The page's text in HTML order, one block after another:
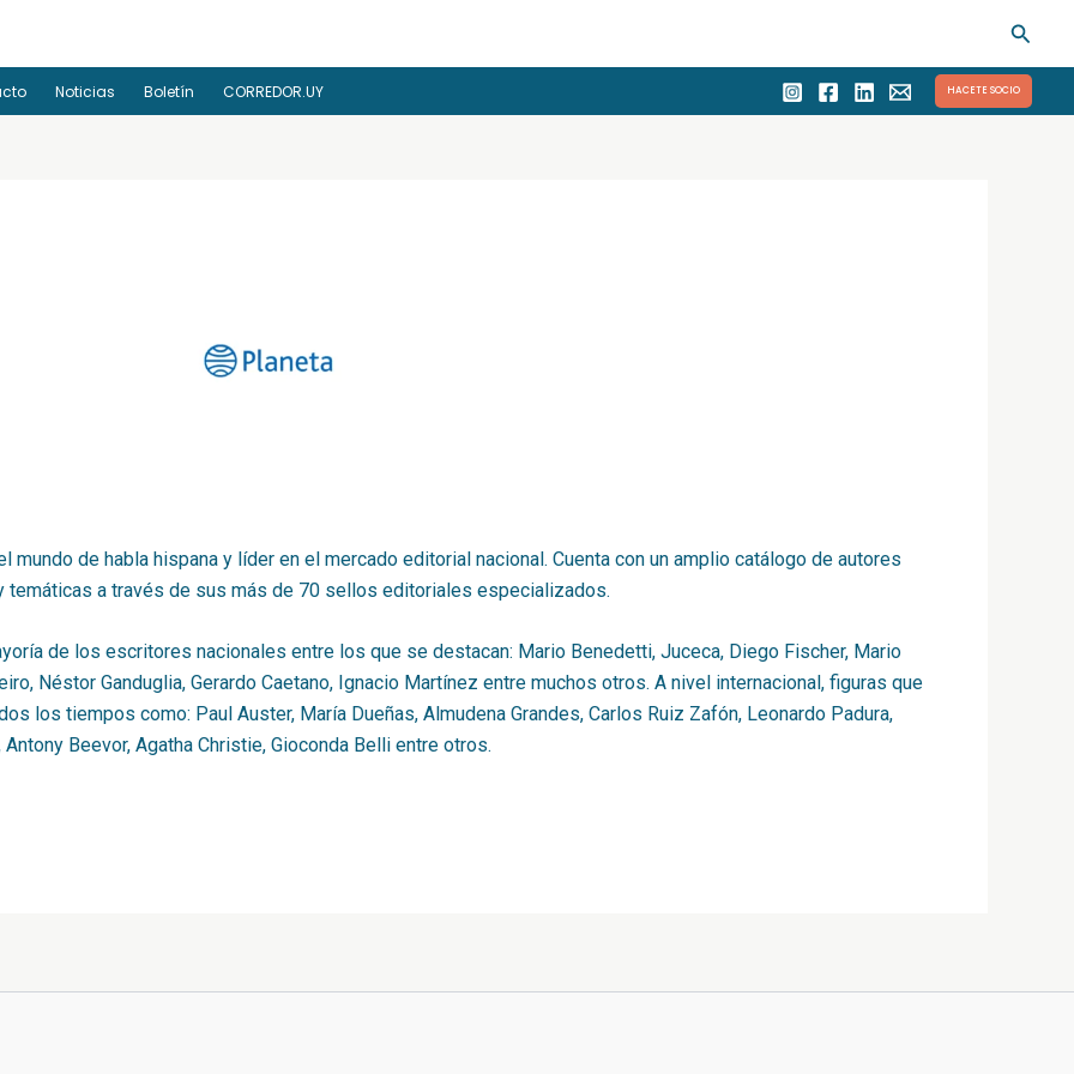
Noticias Boletín CORREDOR.UY HACETE SOCIO
mundo de habla hispana y líder en el mercado editorial nacional. Cuenta con un amplio catálogo de autores
temáticas a través de sus más de 70 sellos editoriales especializados.
de los escritores nacionales entre los que se destacan: Mario Benedetti, Juceca, Diego Fischer, Mario
Néstor Ganduglia, Gerardo Caetano, Ignacio Martínez entre muchos otros. A nivel internacional, figuras que
los tiempos como: Paul Auster, María Dueñas, Almudena Grandes, Carlos Ruiz Zafón, Leonardo Padura,
Beevor, Agatha Christie, Gioconda Belli entre otros.